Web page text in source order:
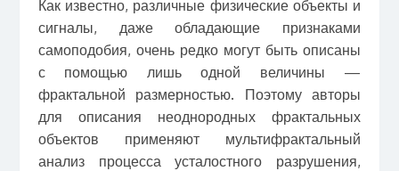
Как известно, различные физические объекты и
сигналы, даже обладающие признаками
самоподобия, очень редко могут быть описаны
с помощью лишь одной величины —
фрактальной размерностью. Поэтому авторы
для описания неоднородных фрактальных
объектов применяют мультифрактальный
анализ процесса усталостного разрушения,